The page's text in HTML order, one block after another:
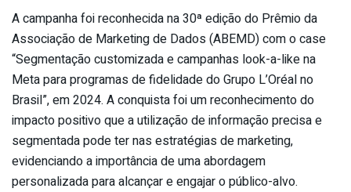
A campanha foi reconhecida na 30ª edição do Prêmio da
Associação de Marketing de Dados (ABEMD) com o case
“Segmentação customizada e campanhas look-a-like na
Meta para programas de fidelidade do Grupo L’Oréal no
Brasil”, em 2024. A conquista foi um reconhecimento do
impacto positivo que a utilização de informação precisa e
segmentada pode ter nas estratégias de marketing,
evidenciando a importância de uma abordagem
personalizada para alcançar e engajar o público-alvo.